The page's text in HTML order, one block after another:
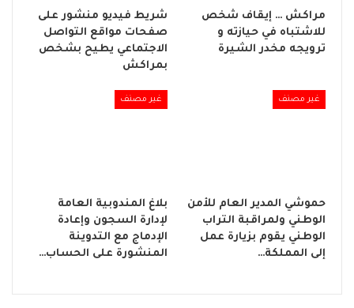
مراكش … إيقاف شخص
للاشتباه في حيازته و
ترويجه مخدر الشيرة
شريط فيديو منشور على
صفحات مواقع التواصل
الاجتماعي يطيح بشخص
بمراكش
غير مصنف
حموشي المدير العام للأمن
الوطني ولمراقبة التراب
الوطني يقوم بزيارة عمل
إلى المملكة…
غير مصنف
بلاغ المندوبية العامة
لإدارة السجون وإعادة
الإدماج مع التدوينة
المنشورة على الحساب…